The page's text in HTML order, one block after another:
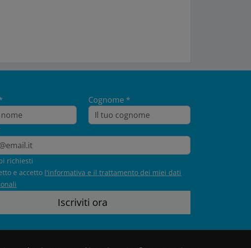
Cognome *
richiesti
e accetto l'informativa e il trattamento dei miei dati